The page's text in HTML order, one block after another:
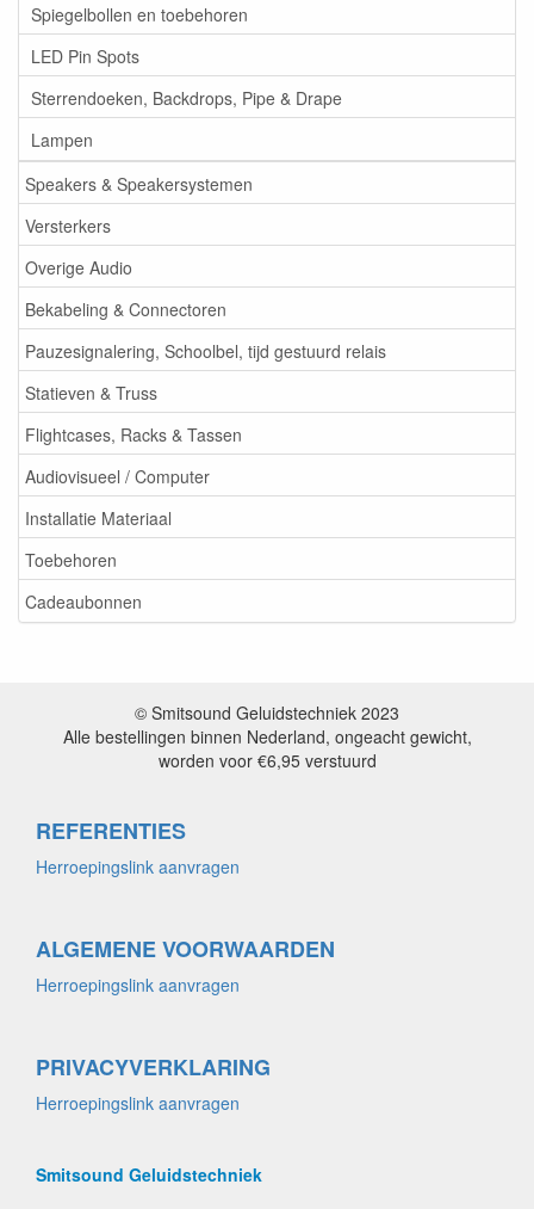
Spiegelbollen en toebehoren
LED Pin Spots
Sterrendoeken, Backdrops, Pipe & Drape
Lampen
Speakers & Speakersystemen
Versterkers
Overige Audio
Bekabeling & Connectoren
Pauzesignalering, Schoolbel, tijd gestuurd relais
Statieven & Truss
Flightcases, Racks & Tassen
Audiovisueel / Computer
Installatie Materiaal
Toebehoren
Cadeaubonnen
© Smitsound Geluidstechniek 2023
Alle bestellingen binnen Nederland, ongeacht gewicht,
worden voor €6,95 verstuurd
REFERENTIES
Herroepingslink aanvragen
ALGEMENE VOORWAARDEN
Herroepingslink aanvragen
PRIVACYVERKLARING
Herroepingslink aanvragen
Smitsound Geluidstechniek